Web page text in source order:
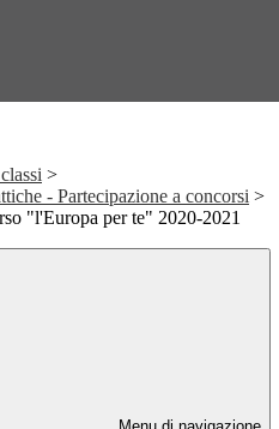
>
- Partecipazione a concorsi >
"l'Europa per te" 2020-2021